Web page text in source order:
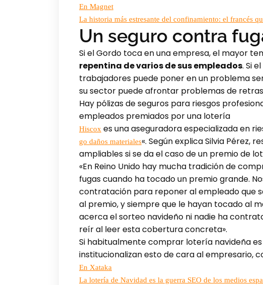
En Magnet
La historia más estresante del confinamiento: el francés
Un seguro contra
Si el Gordo toca en una empresa, el mayor
repentina de varios de sus empleados. Si
trabajadores puede poner en un problema
su sector puede afrontar problemas de
Hay pólizas de seguros para riesgos
empleados premiados por una lotería
Hiscox es una aseguradora especializada en
go daños materiales«. Según explica Silvia Pérez,
ampliables si se da el caso de un premio de
«En Reino Unido hay mucha tradición de
fugas cuando ha tocado un premio grande.
contratación para reponer al empleado que
al premio, y siempre que le hayan tocado al
acerca el sorteo navideño ni nadie ha
reír al leer esta cobertura concreta».
Si habitualmente comprar lotería navideña
institucionalizan esto de cara al empresario,
En Xataka
La lotería de Navidad es la guerra SEO de los medios